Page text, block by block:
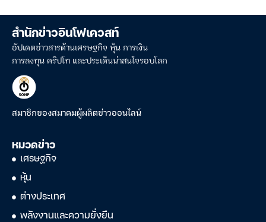
สำนักข่าวอินโฟเควสท์
อัปเดตข่าวสารด้านเศรษฐกิจ หุ้น การเงิน
การลงทุน คริปโท และประเด็นน่าสนใจรอบโลก
สมาชิกของสมาคมผู้ผลิตข่าวออนไลน์
หมวดข่าว
เศรษฐกิจ
หุ้น
ต่างประเทศ
พลังงานและความยั่งยืน